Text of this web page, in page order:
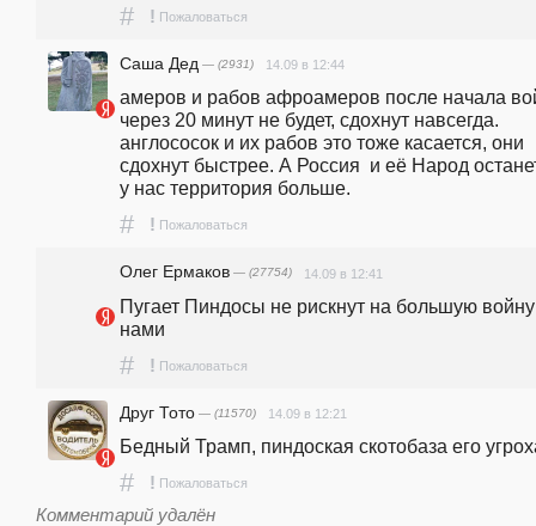
# ! Пожаловаться
Саша Дед — (2931) 14.09 в 12:44
амеров и рабов афроамеров после начала
через 20 минут не будет, сдохнут навсегда.
англососок и их рабов это тоже касается, они
сдохнут быстрее. А Россия  и её Народ
у нас территория больше.
# ! Пожаловаться
Олег Ермаков — (27754) 14.09 в 12:41
Пугает Пиндосы не рискнут на большую
нами
# ! Пожаловаться
Друг Тото — (11570) 14.09 в 12:21
Бедный Трамп, пиндоская скотобаза его
# ! Пожаловаться
Комментарий удалён